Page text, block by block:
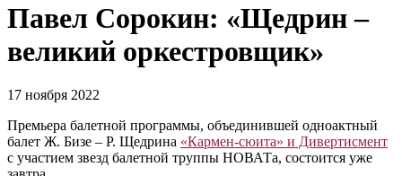
Павел Сорокин: «Щедрин –
великий оркестровщик»
17 ноября 2022
Премьера балетной программы, объединившей одноактный
балет Ж. Бизе – Р. Щедрина «Кармен-сюита» и Дивертисмент
с участием звезд балетной труппы НОВАТа, состоится уже